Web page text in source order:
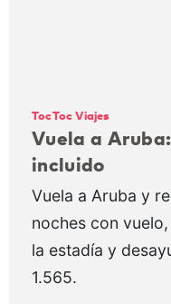
TocToc Viajes
Vuela a
incluido
Vuela a Aruba y
noches con
la estadía y
1.565.